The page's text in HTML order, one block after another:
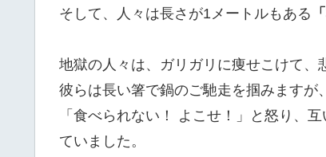
そして、人々は長さが1メートルもある
地獄の人々は、ガリガリに痩せこけて、
彼らは長い箸で鍋のご馳走を掴みますが
「食べられない！ よこせ！」と怒り、
ていました。